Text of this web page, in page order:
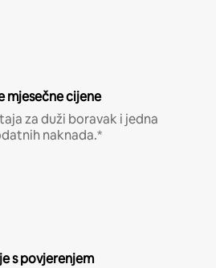
mjesečne cijene
za duži boravak i jedna
naknada.*
s povjerenjem